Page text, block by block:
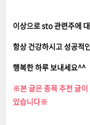
이상으로 sto 관련주에
항상 건강하시고 성공적
행복한 하루 보내세요^^
※본 글은 종목 추천 글
있습니다※